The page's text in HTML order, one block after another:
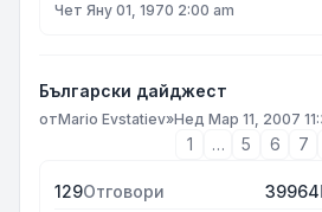
Чет Яну 01, 1970 2:00 am
Български дайджест
отMario Evstatiev»Нед Мар 11, 2007
1 … 5 6 7
129Отговори 39964